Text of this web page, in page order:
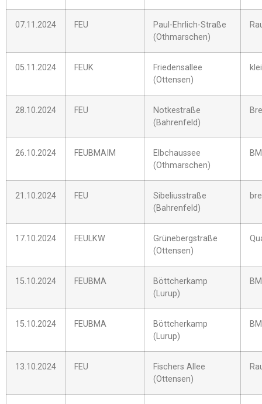
07.11.2024 FEU
Paul-Ehrlich-Straße
(Othmarschen)
05.11.2024 FEUK
Friedensallee
(Ottensen)
28.10.2024 FEU
Notkestraße
(Bahrenfeld)
26.10.2024 FEUBMAIM
Elbchaussee
(Othmarschen)
21.10.2024 FEU
Sibeliusstraße
(Bahrenfeld)
17.10.2024 FEULKW
Grünebergstraße
(Ottensen)
15.10.2024 FEUBMA
Böttcherkamp
(Lurup)
15.10.2024 FEUBMA
Böttcherkamp
(Lurup)
13.10.2024 FEU
Fischers Allee
(Ottensen)